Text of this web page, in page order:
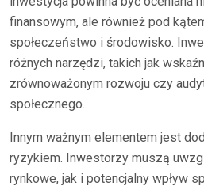
finansowym, ale również pod
społeczeństwo i środowisko.
różnych narzędzi, takich jak
zrównoważonym rozwoju czy
społecznego.
Innym ważnym elementem jest
ryzykiem. Inwestorzy muszą
rynkowe, jak i potencjalny wpływ